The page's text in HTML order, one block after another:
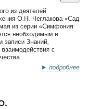
из деятелей
О.Н. Чеглакова «Сад
из серии «Симфония
необходимым и
записи Знаний,
с
► подробнее